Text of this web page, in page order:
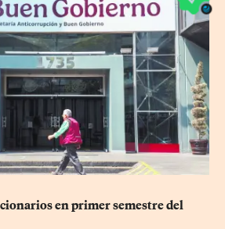
en primer semestre del